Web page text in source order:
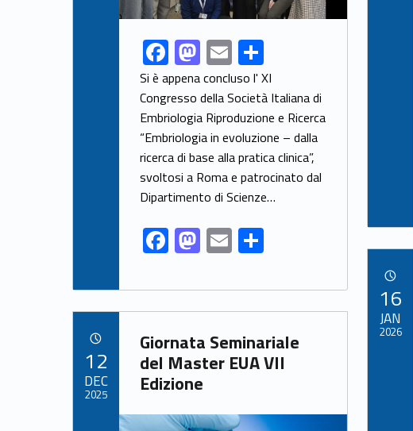
Link identifier share facebook archive #share-link-archive-89652F
ac
e
b
o
o
k
M
as
to
d
o
n
E
m
ai
l
S
h
ar
e
Si è appena concluso l' XI
Congresso della Società Italiana di
Embriologia Riproduzione e Ricerca
“Embriologia in evoluzione – dalla
ricerca di base alla pratica clinica”,
svoltosi a Roma e patrocinato dal
Dipartimento di Scienze…
F
ac
e
b
o
o
k
M
as
to
d
o
n
E
m
ai
l
S
h
ar
e 16
JAN
2026
Link identifier archive #link-archive-38456
Giornata Seminariale
del Master EUA VII
Edizione
Link identifier archive #link-archive-thumb-soap-41409
12
DEC
2025